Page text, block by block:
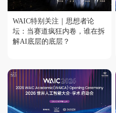
WAIC特别关注｜思想者论
坛：当赛道疯狂内卷，谁在拆
解AI底层的底层？